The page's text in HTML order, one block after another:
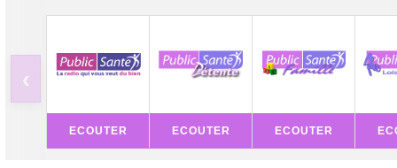
‹
ECOUTER ECOUTER ECOUTER